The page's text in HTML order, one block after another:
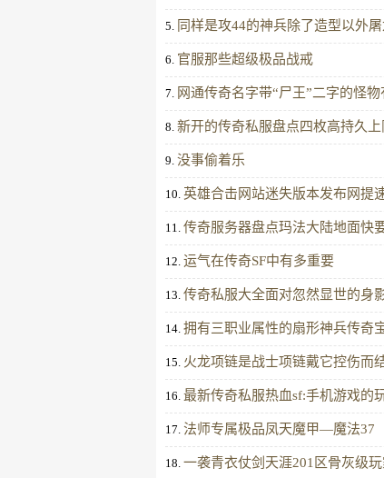
5. 同样是攻44的神兵除了造型以外
6. 官服那些超级极品战戒
7. 网通传奇名字带“尸王”二字的怪
8. 新开的传奇私服盘点四枚高持久
9. 没事偷着乐
10. 英雄合击网站迷失版本发布网提
11. 传奇服务器盘点玛法大陆地面快
12. 运气在传奇SF中有多重要
13. 传奇私服大全面对忽然显世的身
14. 拥有三职业属性的扇形神兵传奇
15. 火龙项链是战士项链戴它控伤而
16. 最新传奇私服热血sf:手机游戏的
17. 法师专属极品凤天魔甲—魔法37
18. 一袭青衣仗剑天涯201区骨灰级